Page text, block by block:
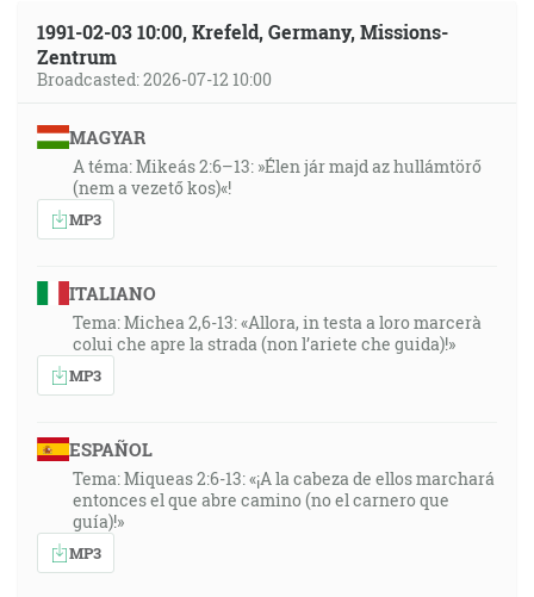
1991-02-03 10:00, Krefeld, Germany, Missions-
Zentrum
Broadcasted: 2026-07-12 10:00
MAGYAR
A téma: Mikeás 2:6–13: »Élen jár majd az hullámtörő
(nem a vezető kos)«!
MP3
ITALIANO
Tema: Michea 2,6-13: «Allora, in testa a loro marcerà
colui che apre la strada (non l’ariete che guida)!»
MP3
ESPAÑOL
Tema: Miqueas 2:6-13: «¡A la cabeza de ellos marchará
entonces el que abre camino (no el carnero que
guía)!»
MP3